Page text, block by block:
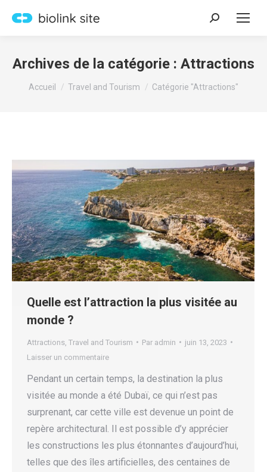
Recherche
Archives de la catégorie : Attractions
Vous êtes ici :
Accueil Travel and Tourism Catégorie "Attractions"
Quelle est l’attraction la plus visitée au
monde ?
Attractions Travel and Tourism Par admin
juin 13, 2023
Laisser un commentaire
Pendant un certain temps, la destination la plus
visitée au monde a été Dubaï, ce qui n’est pas
surprenant, car cette ville est devenue un point de
repère architectural. Il est possible d’y apprécier
les constructions les plus étonnantes d’aujourd’hui,
telles que des îles artificielles, des centaines de